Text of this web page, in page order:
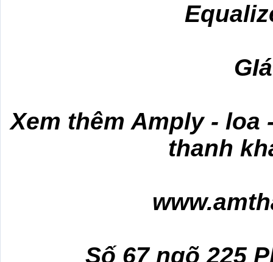
Xem thêm Amply - loa
thanh
Số 67 ngõ 225